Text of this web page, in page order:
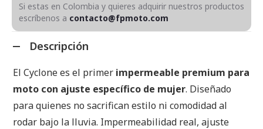
Si estas en Colombia y quieres adquirir nuestros productos
escríbenos a contacto@fpmoto.com
Descripción
El Cyclone es el primer impermeable premium para
moto con ajuste específico de mujer. Diseñado
para quienes no sacrifican estilo ni comodidad al
rodar bajo la lluvia. Impermeabilidad real, ajuste